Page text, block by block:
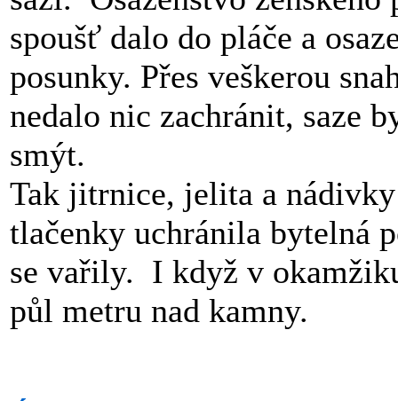
spoušť dalo do pláče a
posunky. Přes veškerou
nedalo nic zachránit, saze
smýt.
Tak jitrnice, jelita a
tlačenky uchránila bytelná
se vařily. I když v
půl metru nad kamny.